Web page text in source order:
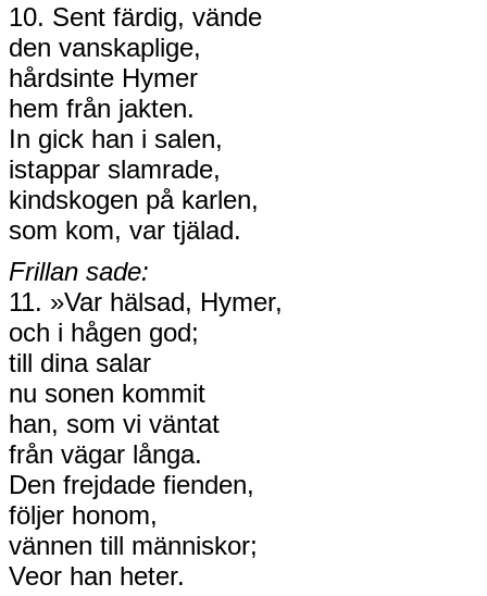
10. Sent färdig, vände
den vanskaplige,
hårdsinte Hymer
hem från jakten.
In gick han i salen,
istappar slamrade,
kindskogen på karlen,
som kom, var tjälad.
Frillan sade:
11. »Var hälsad, Hymer,
och i hågen god;
till dina salar
nu sonen kommit
han, som vi väntat
från vägar långa.
Den frejdade fienden,
följer honom,
vännen till människor;
Veor han heter.